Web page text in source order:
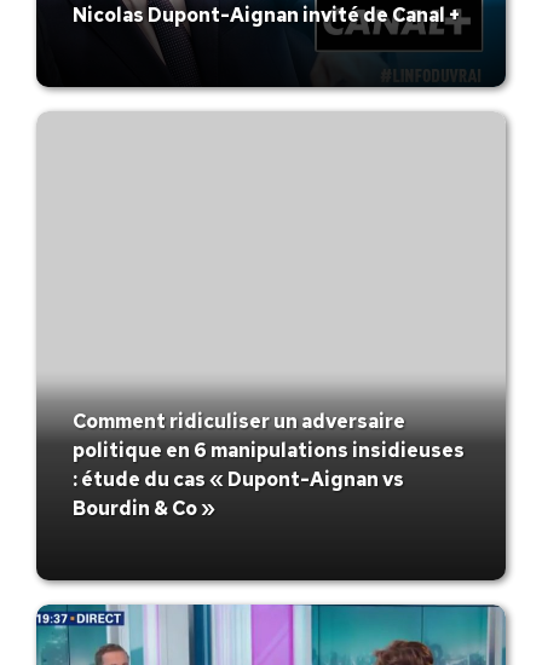
Nicolas Dupont-Aignan invité de Canal +
Comment ridiculiser un adversaire
politique en 6 manipulations insidieuses
: étude du cas « Dupont-Aignan vs
Bourdin & Co »